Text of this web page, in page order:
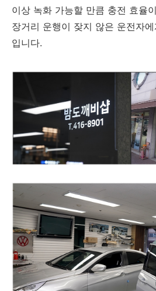
이상 녹화 가능할 만큼 충전 효율
장거리 운행이 잦지 않은 운전자
입니다.